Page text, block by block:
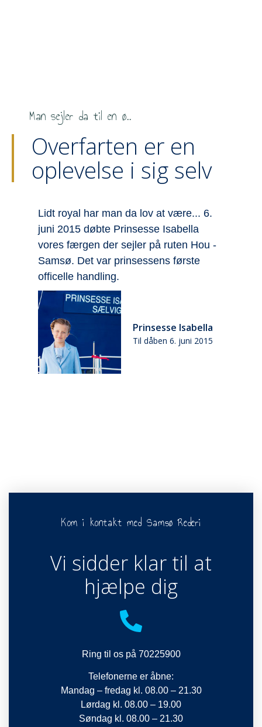
Man sejler da til en ø..
Overfarten er en
oplevelse i sig selv
Lidt royal har man da lov at være... 6.
juni 2015 døbte Prinsesse Isabella
vores færgen der sejler på ruten Hou -
Samsø. Det var prinsessens første
officelle handling.
Prinsesse Isabella
Til dåben 6. juni 2015
Kom i kontakt med Samsø Rederi
Vi sidder klar til at
hjælpe dig
Ring til os på 70225900
Telefonerne er åbne:
Mandag – fredag kl. 08.00 – 21.30
Lørdag kl. 08.00 – 19.00
Søndag kl. 08.00 – 21.30